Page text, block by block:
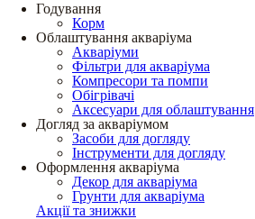
Годування
Корм
Облаштування акваріума
Акваріуми
Фільтри для акваріума
Компресори та помпи
Обігрівачі
Аксесуари для облаштування
Догляд за акваріумом
Засоби для догляду
Інструменти для догляду
Оформлення акваріума
Декор для акваріума
Грунти для акваріума
Акції та знижки